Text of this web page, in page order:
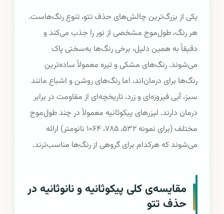
یکی از بزرگ‌ترین چالش‌های حذف تتو، تنوع رنگ‌هاست.
هر رنگ، طول‌موج مشخصی از نور را جذب می‌کند و
دقیقاً به همین دلیل، برخی رنگ‌ها به‌سختی پاک
می‌شوند. رنگ‌های مشکی و تیره معمولاً ساده‌ترین
رنگ‌ها برای درمان‌اند، اما رنگ‌های روشن و اشباع مانند
سبز، آبی فیروزه‌ای و زرد، تاریخچه‌ای از مقاومت در برابر
درمان دارند. لیزرهای پیکوثانیه معمولاً در چند طول‌موج
مختلف (برای نمونه ۵۳۲، ۷۸۵، ۱۰۶۴ نانومتر) ارائه
می‌شوند که هرکدام برای گروهی از رنگ‌ها مناسب‌ترند.
مقایسه‌ی کلی پیکوثانیه و نانوثانیه در
حذف تتو